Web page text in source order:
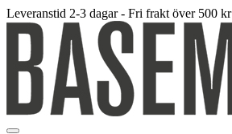
Leveranstid 2-3 dagar - Fri frakt över 500 kr